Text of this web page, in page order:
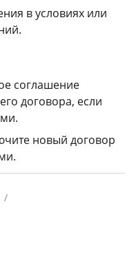
в условиях или
соглашение
договора, если
новый договор